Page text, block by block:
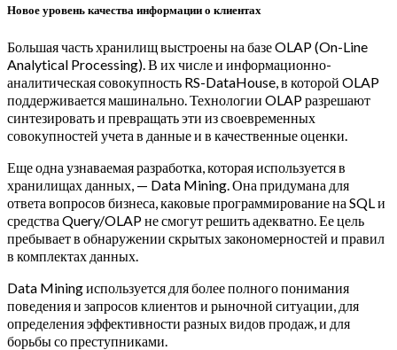
Новое уровень качества информации о клиентах
Большая часть хранилищ выстроены на базе OLAP (On-Line
Analytical Processing). В их числе и информационно-
аналитическая совокупность RS-DataHouse, в которой OLAP
поддерживается машинально. Технологии OLAP разрешают
синтезировать и превращать эти из своевременных
совокупностей учета в данные и в качественные оценки.
Еще одна узнаваемая разработка, которая используется в
хранилищах данных, — Data Mining. Она придумана для
ответа вопросов бизнеса, каковые программирование на SQL и
средства Query/OLAP не смогут решить адекватно. Ее цель
пребывает в обнаружении скрытых закономерностей и правил
в комплектах данных.
Data Mining используется для более полного понимания
поведения и запросов клиентов и рыночной ситуации, для
определения эффективности разных видов продаж, и для
борьбы со преступниками.